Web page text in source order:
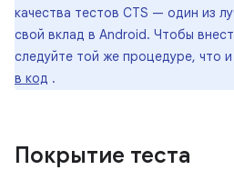
качества тестов CTS — один из
свой вклад в Android. Чтобы
следуйте той же процедуре, что и
в код .
Покрытие теста